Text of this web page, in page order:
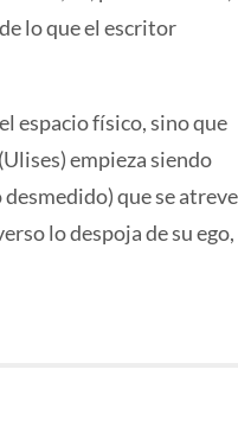
lo que el escritor
espacio físico, sino que
empieza siendo
que se atreve
lo despoja de su ego,